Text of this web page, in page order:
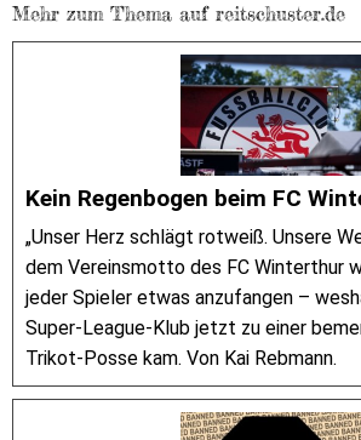
Mehr zum Thema auf reitschuster.de
Kein Regenbogen beim FC
„Unser Herz schlägt rotweiß. Unsere
dem Vereinsmotto des FC Winterthur
jeder Spieler etwas anzufangen –
Super-League-Klub jetzt zu einer
Trikot-Posse kam. Von Kai Rebmann.